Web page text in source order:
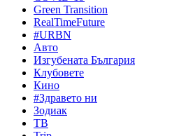
Green Transition
RealTimeFuture
#URBN
Авто
Изгубената България
Клубовете
Кино
#Здравето ни
Зодиак
ТВ